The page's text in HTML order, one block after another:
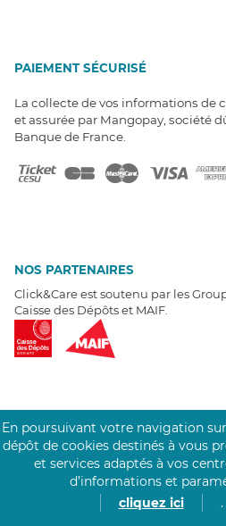
PAIEMENT SÉCURISÉ
La collecte de vos informations de
et assurée par Mangopay, société
Banque de France.
NOS PARTENAIRES
Click&Care est soutenu par les
Caisse des Dépôts et MAIF.
Un besoin de recrutement ?
téléphone 7/7.
Être rappelé aujourd'hui
En poursuivant votre navigation
dépôt de cookies destinés à vous
et services adaptés à vos
d’informations et
cliquez ici
.